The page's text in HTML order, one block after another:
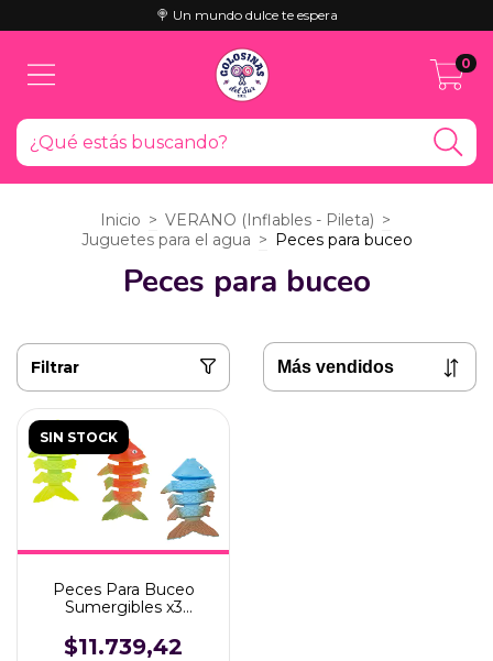
🍭 Un mundo dulce te espera
0
Inicio > VERANO (Inflables - Pileta) >
Juguetes para el agua > Peces para buceo
Peces para buceo
Filtrar
SIN STOCK
Peces Para Buceo
Sumergibles x3
$11.739,42